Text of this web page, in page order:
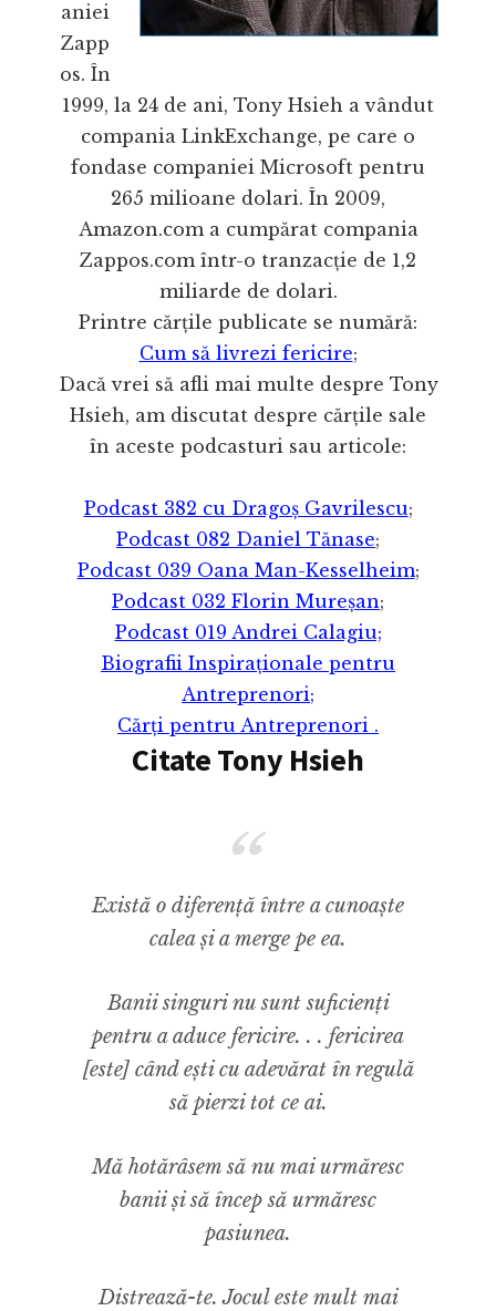
aniei
Zapp
os. În
1999, la 24 de ani, Tony Hsieh a vândut
compania LinkExchange, pe care o
fondase companiei Microsoft pentru
265 milioane dolari. În 2009,
Amazon.com a cumpărat compania
Zappos.com într-o tranzacție de 1,2
miliarde de dolari.
Printre cărțile publicate se numără:
Cum să livrezi fericire;
Dacă vrei să afli mai multe despre Tony
Hsieh, am discutat despre cărțile sale
în aceste podcasturi sau articole:
Podcast 382 cu Dragoș Gavrilescu;
Podcast 082 Daniel Tănase;
Podcast 039 Oana Man-Kesselheim;
Podcast 032 Florin Mureșan;
Podcast 019 Andrei Calagiu;
Biografii Inspiraționale pentru
Antreprenori;
Cărți pentru Antreprenori .
Citate Tony Hsieh
Există o diferență între a cunoaște
calea și a merge pe ea.
Banii singuri nu sunt suficienți
pentru a aduce fericire. . . fericirea
[este] când ești cu adevărat în regulă
să pierzi tot ce ai.
Mă hotărâsem să nu mai urmăresc
banii și să încep să urmăresc
pasiunea.
Distrează-te. Jocul este mult mai